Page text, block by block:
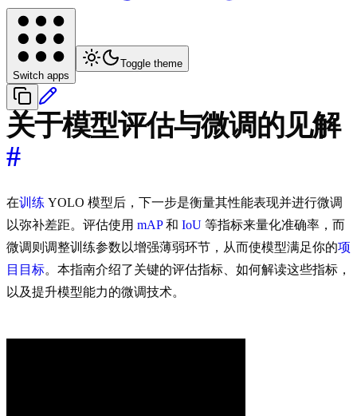
Switch apps
Toggle theme
关于模型评估与微调的见解
#
在训练 YOLO 模型后，下一步是衡量其性能表现并进行微调
以弥补差距。评估使用 mAP和 IoU 等指标来量化准确率，而
微调则调整训练参数以增强薄弱环节，从而使模型满足你的项
目目标。本指南介绍了关键的评估指标、如何解读这些指标，
以及提升模型能力的微调技术。